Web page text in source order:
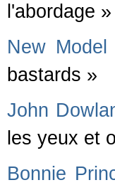
l'abordage »
New
bastards »
John
les yeux et
Bonnie